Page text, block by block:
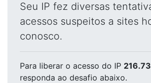
Seu IP fez diversas
acessos suspeitos a sites
conosco.
Para liberar o acesso do IP
responda ao desafio abaixo.